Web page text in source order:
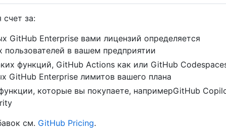
за:
GitHub Enterprise вами лицензий определяется
пользователей в вашем предприятии
функций, GitHub Actions как или GitHub
GitHub Enterprise лимитов вашего плана
которые вы покупаете, напримерGitHub
см. GitHub Pricing.